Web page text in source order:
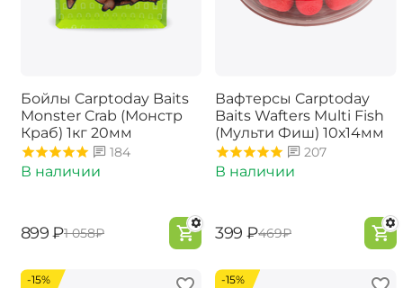
Бойлы Carptoday Baits
Monster Crab (Монстр
Краб) 1кг 20мм
184
В наличии
‍899‍ ₽‍1 058‍₽
Вафтерсы Carptoday
Baits Wafters Multi Fish
(Мульти Фиш) 10х14мм
207
В наличии
‍399‍ ₽‍469‍₽
-15% -15%